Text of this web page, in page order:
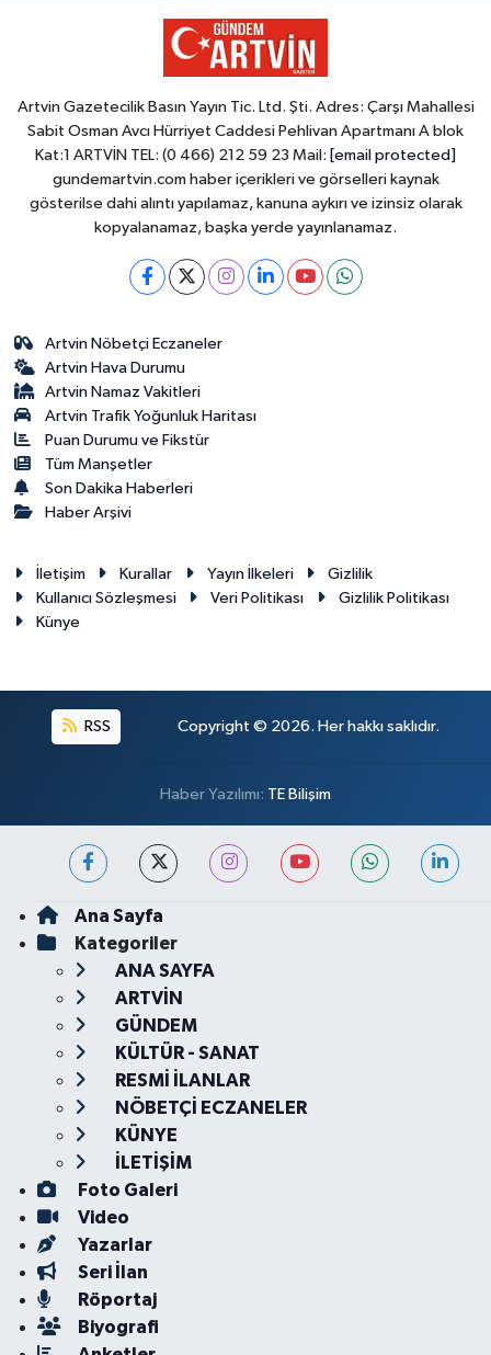
Artvin Gazetecilik Basın Yayın Tic. Ltd. Şti. Adres: Çarşı Mahallesi
Sabit Osman Avcı Hürriyet Caddesi Pehlivan Apartmanı A blok
Kat:1 ARTVİN TEL: (0 466) 212 59 23 Mail: [email protected]
gundemartvin.com haber içerikleri ve görselleri kaynak
gösterilse dahi alıntı yapılamaz, kanuna aykırı ve izinsiz olarak
kopyalanamaz, başka yerde yayınlanamaz.
Artvin Nöbetçi Eczaneler
Artvin Hava Durumu
Artvin Namaz Vakitleri
Artvin Trafik Yoğunluk Haritası
Puan Durumu ve Fikstür
Tüm Manşetler
Son Dakika Haberleri
Haber Arşivi
İletişim Kurallar Yayın İlkeleri
Gizlilik
Kullanıcı Sözleşmesi
Veri Politikası
Gizlilik Politikası
Künye
RSS Copyright © 2026. Her hakkı saklıdır.
Haber Yazılımı: TE Bilişim
Ana Sayfa
Kategoriler
ANA SAYFA
ARTVİN
GÜNDEM
KÜLTÜR - SANAT
RESMİ İLANLAR
NÖBETÇİ ECZANELER
KÜNYE
İLETİŞİM
Foto Galeri
Video
Yazarlar
Seri İlan
Röportaj
Biyografi